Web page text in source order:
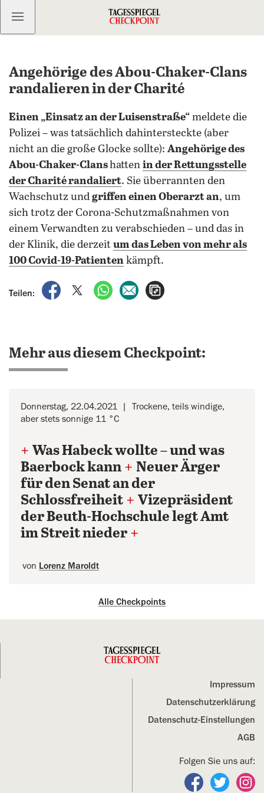
Kostenlos anmelden
Angehörige des Abou-Chaker-Clans
randalieren in der Charité
Einen „Einsatz an der Luisenstraße“ meldete die
Polizei – was tatsächlich dahintersteckte (aber
nicht an die große Glocke sollte): Angehörige des
Abou-Chaker-Clanshatten in der Rettungsstelle
der Charité randaliert. Sie überrannten den
Wachschutz und griffen einen Oberarzt an, um
sich trotz der Corona-Schutzmaßnahmen von
einem Verwandten zu verabschieden – und das in
der Klinik, die derzeit um das Leben von mehr als
100 Covid-19-Patienten kämpft.
Teilen:
auf Facebook teilen
auf X teilenper WhatsApp teilen
per E-Mail teilen
Mehr aus diesem Checkpoint:
Donnerstag, 22.04.2021
Trockene, teils windige,
aber stets sonnige 11 °C
+ Was Habeck wollte – und was
Baerbock kann + Neuer Ärger
für den Senat an der
Schlossfreiheit + Vizepräsident
der Beuth-Hochschule legt Amt
im Streit nieder +
von Lorenz Maroldt
Alle Checkpoints
Impressum
Datenschutz­erklärung
Datenschutz-Einstellungen
AGB
Folgen Sie uns auf:
Folgen Sie